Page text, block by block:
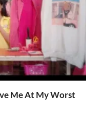
Me At My Worst